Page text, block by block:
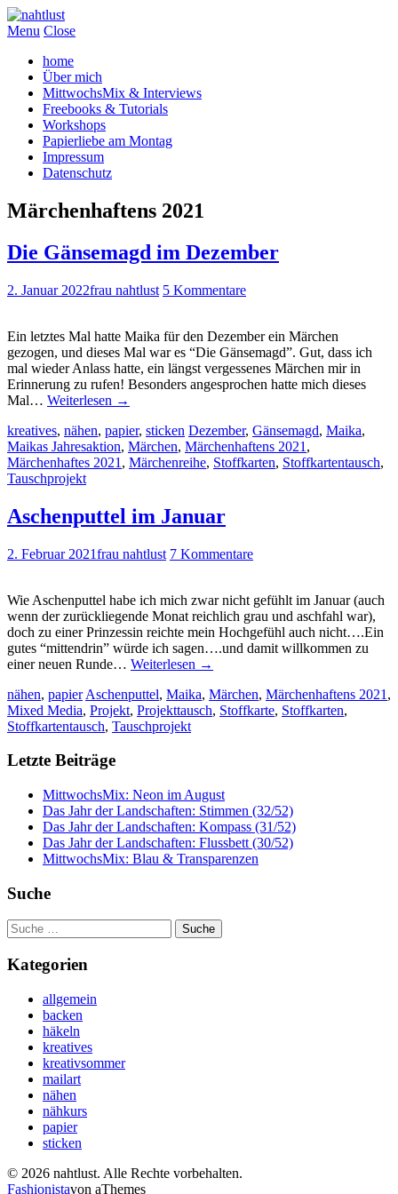
Menu Close
home
Über mich
MittwochsMix & Interviews
Freebooks & Tutorials
Workshops
Papierliebe am Montag
Impressum
Datenschutz
Märchenhaftens 2021
Die Gänsemagd im Dezember
2. Januar 2022frau nahtlust 5 Kommentare
Ein letztes Mal hatte Maika für den Dezember ein Märchen
gezogen, und dieses Mal war es “Die Gänsemagd”. Gut, dass ich
mal wieder Anlass hatte, ein längst vergessenes Märchen mir in
Erinnerung zu rufen! Besonders angesprochen hatte mich dieses
Mal… Weiterlesen →
kreatives, nähen, papier, sticken Dezember, Gänsemagd, Maika,
Maikas Jahresaktion, Märchen, Märchenhaftens 2021 ,
Märchenhaftes 2021 , Märchenreihe, Stoffkarten, Stoffkartentausch,
Tauschprojekt
Aschenputtel im Januar
2. Februar 2021frau nahtlust 7 Kommentare
Wie Aschenputtel habe ich mich zwar nicht gefühlt im Januar (auch
wenn der zurückliegende Monat reichlich grau und aschfahl war),
doch zu einer Prinzessin reichte mein Hochgefühl auch nicht….Ein
gutes “mittendrin” würde ich sagen….und damit willkommen zu
einer neuen Runde… Weiterlesen →
nähen, papier Aschenputtel, Maika, Märchen, Märchenhaftens 2021 ,
Mixed Media, Projekt, Projekttausch, Stoffkarte, Stoffkarten,
Stoffkartentausch, Tauschprojekt
Letzte Beiträge
MittwochsMix: Neon im August
Das Jahr der Landschaften: Stimmen (32/52)
Das Jahr der Landschaften: Kompass (31/52)
Das Jahr der Landschaften: Flussbett (30/52)
MittwochsMix: Blau & Transparenzen
Suche
Suche
nach:
Kategorien
allgemein
backen
häkeln
kreatives
kreativsommer
mailart
nähen
nähkurs
papier
sticken
© 2026 nahtlust. Alle Rechte vorbehalten.
Fashionistavon aThemes